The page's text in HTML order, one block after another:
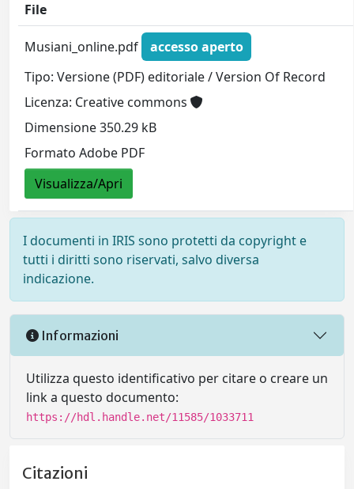
File
Musiani_online.pdf
accesso aperto
Tipo: Versione (PDF) editoriale / Version Of Record
Licenza: Creative commons
Dimensione 350.29 kB
Formato Adobe PDF
Visualizza/Apri
I documenti in IRIS sono protetti da copyright e
tutti i diritti sono riservati, salvo diversa
indicazione.
Informazioni
Utilizza questo identificativo per citare o creare un
link a questo documento:
https://hdl.handle.net/11585/1033711
Citazioni